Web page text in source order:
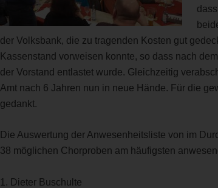
der Volksbank, die zu tragenden Kosten gut
Kassenstand vorweisen konnte, so dass nach
der Vorstand entlastet wurde. Gleichzeitig
Amt nach 6 Jahren nun in neue Hände. Für die
gedankt.
Die Auswertung der Anwesenheitsliste von im
38 möglichen Chorproben am häufigsten
1. Dieter Buschulte